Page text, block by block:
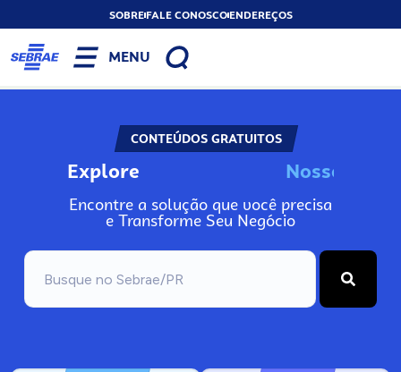
SOBREFALE CONOSCOENDEREÇOS
MENU
CONTEÚDOS GRATUITOS
Explore Nosso
Encontre a solução que você precisa
e Transforme Seu Negócio